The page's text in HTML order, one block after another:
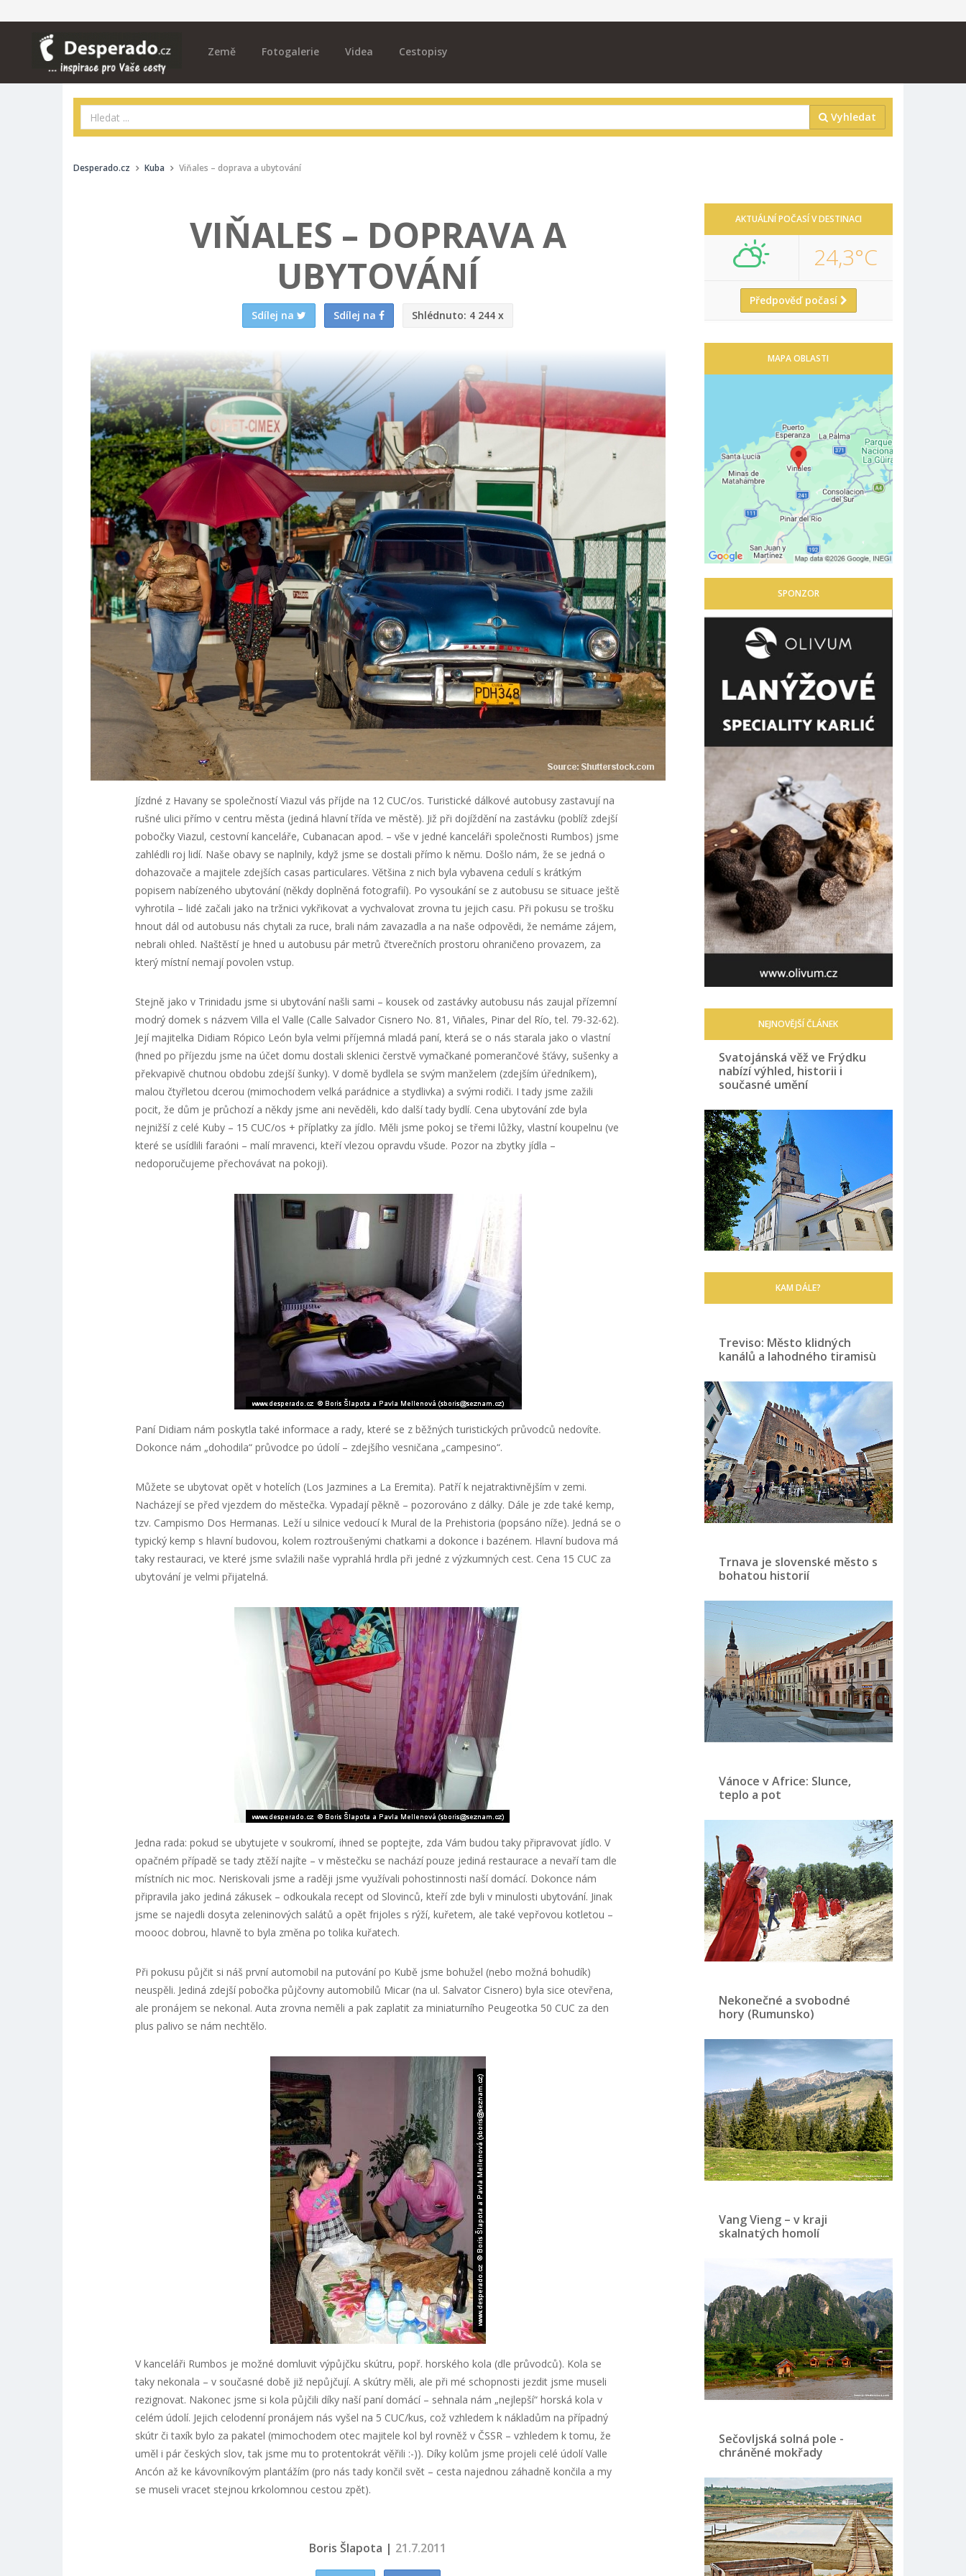
Země Fotogalerie Videa Cestopisy
Vyhledat
Desperado.cz Kuba Viňales – doprava a ubytování
VIŇALES – DOPRAVA A
UBYTOVÁNÍ
Sdílej na Sdílej na Shlédnuto: 4 244 x
Jízdné z Havany se společností Viazul vás příjde na 12 CUC/os. Turistické dálkové autobusy zastavují na
rušné ulici přímo v centru města (jediná hlavní třída ve městě). Již při dojíždění na zastávku (poblíž zdejší
pobočky Viazul, cestovní kanceláře, Cubanacan apod. – vše v jedné kanceláři společnosti Rumbos) jsme
zahlédli roj lidí. Naše obavy se naplnily, když jsme se dostali přímo k němu. Došlo nám, že se jedná o
dohazovače a majitele zdejších casas particulares. Většina z nich byla vybavena cedulí s krátkým
popisem nabízeného ubytování (někdy doplněná fotografií). Po vysoukání se z autobusu se situace ještě
vyhrotila – lidé začali jako na tržnici vykřikovat a vychvalovat zrovna tu jejich casu. Při pokusu se trošku
hnout dál od autobusu nás chytali za ruce, brali nám zavazadla a na naše odpovědi, že nemáme zájem,
nebrali ohled. Naštěstí je hned u autobusu pár metrů čtverečních prostoru ohraničeno provazem, za
který místní nemají povolen vstup.
Stejně jako v Trinidadu jsme si ubytování našli sami – kousek od zastávky autobusu nás zaujal přízemní
modrý domek s názvem Villa el Valle (Calle Salvador Cisnero No. 81, Viñales, Pinar del Río, tel. 79-32-62).
Její majitelka Didiam Rópico León byla velmi příjemná mladá paní, která se o nás starala jako o vlastní
(hned po příjezdu jsme na účet domu dostali sklenici čerstvě vymačkané pomerančové šťávy, sušenky a
překvapivě chutnou obdobu zdejší šunky). V domě bydlela se svým manželem (zdejším úředníkem),
malou čtyřletou dcerou (mimochodem velká parádnice a stydlivka) a svými rodiči. I tady jsme zažili
pocit, že dům je průchozí a někdy jsme ani nevěděli, kdo další tady bydlí. Cena ubytování zde byla
nejnižší z celé Kuby – 15 CUC/os + příplatky za jídlo. Měli jsme pokoj se třemi lůžky, vlastní koupelnu (ve
které se usídlili faraóni – malí mravenci, kteří vlezou opravdu všude. Pozor na zbytky jídla –
nedoporučujeme přechovávat na pokoji).
Paní Didiam nám poskytla také informace a rady, které se z běžných turistických průvodců nedovíte.
Dokonce nám „dohodila“ průvodce po údolí – zdejšího vesničana „campesino“.
Můžete se ubytovat opět v hotelích (Los Jazmines a La Eremita). Patří k nejatraktivnějším v zemi.
Nacházejí se před vjezdem do městečka. Vypadají pěkně – pozorováno z dálky. Dále je zde také kemp,
tzv. Campismo Dos Hermanas. Leží u silnice vedoucí k Mural de la Prehistoria (popsáno níže). Jedná se o
typický kemp s hlavní budovou, kolem roztroušenými chatkami a dokonce i bazénem. Hlavní budova má
taky restauraci, ve které jsme svlažili naše vyprahlá hrdla při jedné z výzkumných cest. Cena 15 CUC za
ubytování je velmi přijatelná.
Jedna rada: pokud se ubytujete v soukromí, ihned se poptejte, zda Vám budou taky připravovat jídlo. V
opačném případě se tady ztěží najíte – v městečku se nachází pouze jediná restaurace a nevaří tam dle
místních nic moc. Neriskovali jsme a raději jsme využívali pohostinnosti naší domácí. Dokonce nám
připravila jako jediná zákusek – odkoukala recept od Slovinců, kteří zde byli v minulosti ubytování. Jinak
jsme se najedli dosyta zeleninových salátů a opět frijoles s rýží, kuřetem, ale také vepřovou kotletou –
moooc dobrou, hlavně to byla změna po tolika kuřatech.
Při pokusu půjčit si náš první automobil na putování po Kubě jsme bohužel (nebo možná bohudík)
neuspěli. Jediná zdejší pobočka půjčovny automobilů Micar (na ul. Salvator Cisnero) byla sice otevřena,
ale pronájem se nekonal. Auta zrovna neměli a pak zaplatit za miniaturního Peugeotka 50 CUC za den
plus palivo se nám nechtělo.
V kanceláři Rumbos je možné domluvit výpůjčku skútru, popř. horského kola (dle průvodců). Kola se
taky nekonala – v současné době již nepůjčují. A skútry měli, ale při mé schopnosti jezdit jsme museli
rezignovat. Nakonec jsme si kola půjčili díky naší paní domácí – sehnala nám „nejlepší“ horská kola v
celém údolí. Jejich celodenní pronájem nás vyšel na 5 CUC/kus, což vzhledem k nákladům na případný
skútr či taxík bylo za pakatel (mimochodem otec majitele kol byl rovněž v ČSSR – vzhledem k tomu, že
uměl i pár českých slov, tak jsme mu to protentokrát věřili :-)). Díky kolům jsme projeli celé údolí Valle
Ancón až ke kávovníkovým plantážím (pro nás tady končil svět – cesta najednou záhadně končila a my
se museli vracet stejnou krkolomnou cestou zpět).
Boris Šlapota | 21.7.2011
AKTUÁLNÍ POČASÍ V DESTINACI
24,3°C
Předpověď počasí
MAPA OBLASTI
SPONZOR
NEJNOVĚJŠÍ ČLÁNEK
Svatojánská věž ve Frýdku
nabízí výhled, historii i
současné umění
KAM DÁLE?
Treviso: Město klidných
kanálů a lahodného tiramisù
Trnava je slovenské město s
bohatou historií
Vánoce v Africe: Slunce,
teplo a pot
Nekonečné a svobodné
hory (Rumunsko)
Vang Vieng – v kraji
skalnatých homolí
Sečovljská solná pole -
chráněné mokřady